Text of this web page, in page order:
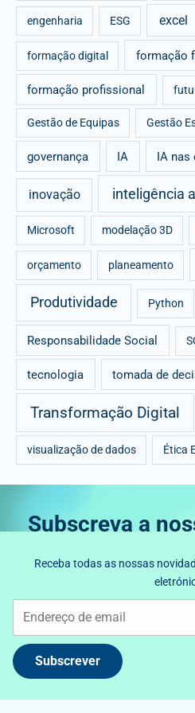
engenharia ESG excel
formação digital formação
formação profissional
Gestão de Equipas Gestão
governança IA IA nas
inovação inteligência
Microsoft modelação 3D
orçamento planeamento
Produtividade Python
Responsabilidade Social
tecnologia tomada de
Transformação Digital
visualização de dados Ética
Subscreva a
Receba todas as nossas
Subscrever